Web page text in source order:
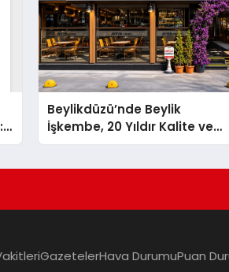
Beylikdüzü’nde Beylik
İşkembe, 20 Yıldır Kalite ve
Lezzetin Değişmeyen Adresi
GazetelerHava DurumuPuan